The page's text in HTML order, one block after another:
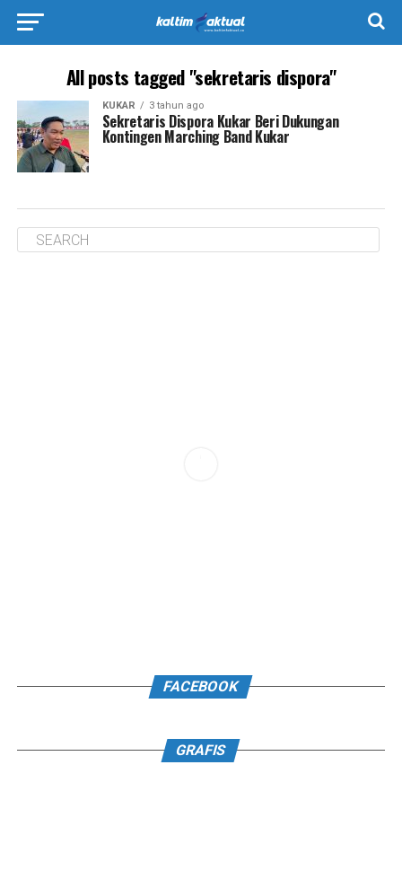
All posts tagged "sekretaris dispora"
KUKAR 3 tahun ago
Sekretaris Dispora Kukar Beri Dukungan
Kontingen Marching Band Kukar
FACEBOOK
GRAFIS